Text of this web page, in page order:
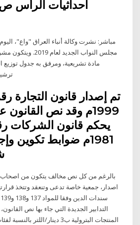
احداثيات الرأس ص
مباشر: نشرت وكالة أنباء العراق "واع"،
مادة تشريعية، ومرفق به جدول توزيع
1999م وقد نص
1981م ضوابط تكوين
بالرغم من كل نص مخالف يتكون من اصحاب
اصدار، جمعية خاصة تدعى وتنعقد وتتخذ
التدابير الجديدة التي جاء بها نص